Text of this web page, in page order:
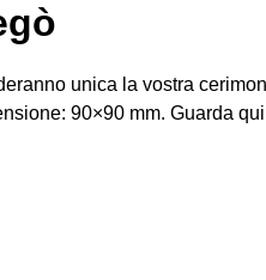
unica la vostra
90×90 mm. Guarda qui